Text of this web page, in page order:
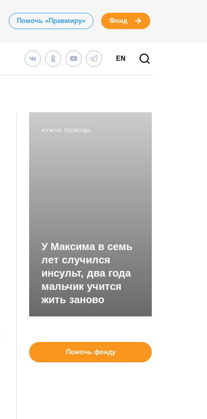
Помочь «Правмиру» Фонд
EN
НУЖНА ПОМОЩЬ
У Максима в семь
лет случился
инсульт, два года
мальчик учится
жить заново
Помочь фонду